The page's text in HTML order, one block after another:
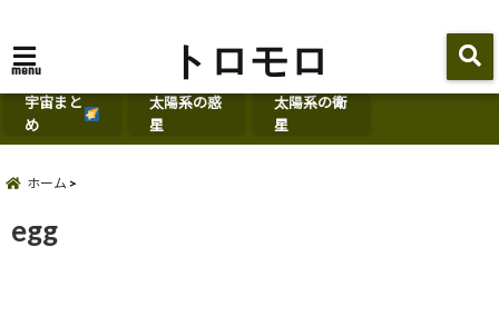
menu トロモロ
宇宙まと
め
太陽系の惑
星
太陽系の衛
星
ホーム
egg